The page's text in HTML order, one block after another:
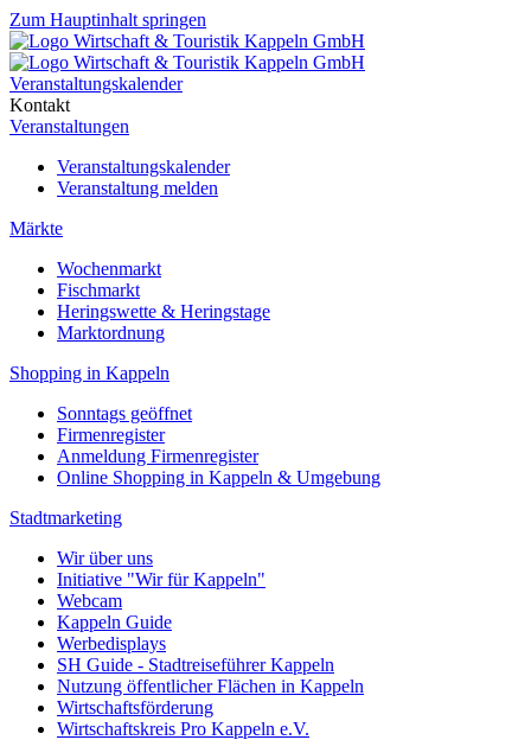
Zum Hauptinhalt springen
Veranstaltungskalender
Kontakt
Veranstaltungen
Veranstaltungskalender
Veranstaltung melden
Märkte
Wochenmarkt
Fischmarkt
Heringswette & Heringstage
Marktordnung
Shopping in Kappeln
Sonntags geöffnet
Firmenregister
Anmeldung Firmenregister
Online Shopping in Kappeln & Umgebung
Stadtmarketing
Wir über uns
Initiative "Wir für Kappeln"
Webcam
Kappeln Guide
Werbedisplays
SH Guide - Stadtreiseführer Kappeln
Nutzung öffentlicher Flächen in Kappeln
Wirtschaftsförderung
Wirtschaftskreis Pro Kappeln e.V.